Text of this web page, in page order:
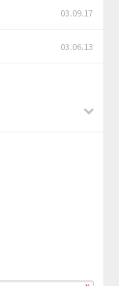
03.09.17
03.06.13